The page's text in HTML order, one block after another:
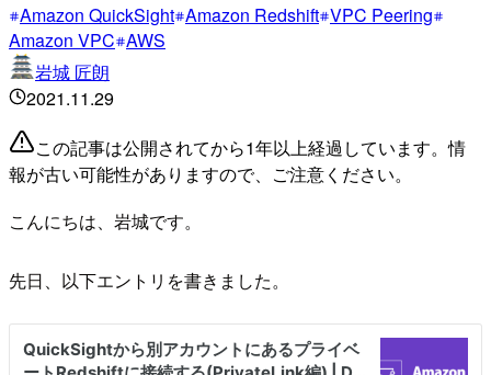
Amazon QuickSight Amazon Redshift VPC Peering
Amazon VPC AWS
岩城 匠朗
2021.11.29
この記事は公開されてから1年以上経過しています。情
報が古い可能性がありますので、ご注意ください。
こんにちは、岩城です。
先日、以下エントリを書きました。